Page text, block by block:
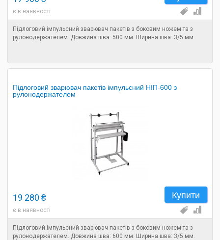
є в наявності
Підлоговий імпульсний зварювач пакетів з боковим ножем та з
рулонодержателем. Довжина шва: 500 мм. Ширина шва: 3/5 мм.
Підлоговий зварювач пакетів імпульсний НІП-600 з
рулонодержателем
Купити
19 280 ₴
є в наявності
Підлоговий імпульсний зварювач пакетів з боковим ножем та з
рулонодержателем. Довжина шва: 600 мм. Ширина шва: 3/5 мм.